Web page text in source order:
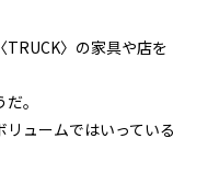
TRUCK〉の家具や店を
。
ュームではいっている